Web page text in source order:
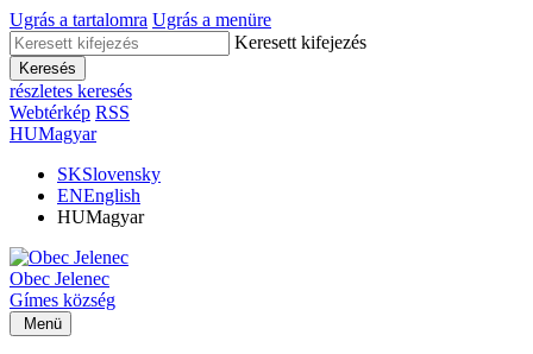
Ugrás a tartalomra Ugrás a menüre
Keresett kifejezés
Keresés
részletes keresés
Webtérkép RSS
HUMagyar
SKSlovensky
ENEnglish
HUMagyar
Obec Jelenec
Gímes község
Menü